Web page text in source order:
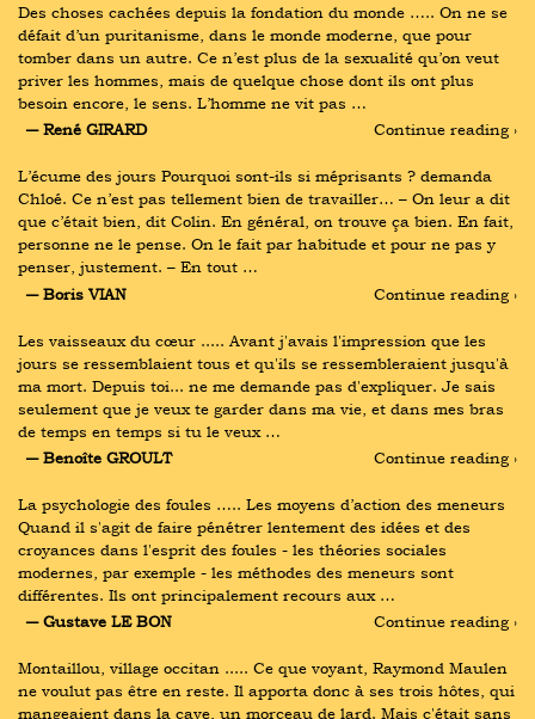
Des choses cachées depuis la fondation du monde ….. On ne se
défait d’un puritanisme, dans le monde moderne, que pour
tomber dans un autre. Ce n’est plus de la sexualité qu’on veut
priver les hommes, mais de quelque chose dont ils ont plus
besoin encore, le sens. L’homme ne vit pas …
― René GIRARD
Continue reading ›
L’écume des jours Pourquoi sont-ils si méprisants ? demanda
Chloé. Ce n’est pas tellement bien de travailler… – On leur a dit
que c’était bien, dit Colin. En général, on trouve ça bien. En fait,
personne ne le pense. On le fait par habitude et pour ne pas y
penser, justement. – En tout …
― Boris VIAN
Continue reading ›
Les vaisseaux du cœur ..... Avant j'avais l'impression que les
jours se ressemblaient tous et qu'ils se ressembleraient jusqu'à
ma mort. Depuis toi... ne me demande pas d'expliquer. Je sais
seulement que je veux te garder dans ma vie, et dans mes bras
de temps en temps si tu le veux …
― Benoîte GROULT
Continue reading ›
La psychologie des foules ….. Les moyens d’action des meneurs
Quand il s'agit de faire pénétrer lentement des idées et des
croyances dans l'esprit des foules - les théories sociales
modernes, par exemple - les méthodes des meneurs sont
différentes. Ils ont principalement recours aux …
― Gustave LE BON
Continue reading ›
Montaillou, village occitan ..... Ce que voyant, Raymond Maulen
ne voulut pas être en reste. Il apporta donc à ses trois hôtes, qui
mangeaient dans la cave, un morceau de lard. Mais c'était sans